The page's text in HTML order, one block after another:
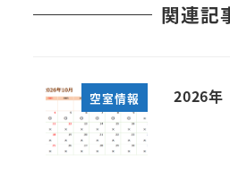
関連記
空室情報 2026